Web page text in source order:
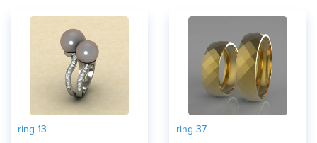
ring 13 ring 37